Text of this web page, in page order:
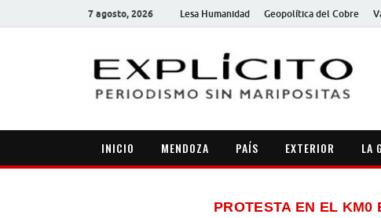
7 agosto, 2026 Lesa Humanidad Geopolítica del Cobre
INICIO MENDOZA PAÍS EXTERIOR LA
PROTESTA EN EL KM0